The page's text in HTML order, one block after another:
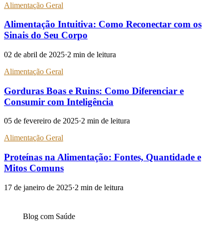
Alimentação Geral
Alimentação Intuitiva: Como Reconectar com os
Sinais do Seu Corpo
02 de abril de 2025·2 min de leitura
Alimentação Geral
Gorduras Boas e Ruins: Como Diferenciar e
Consumir com Inteligência
05 de fevereiro de 2025·2 min de leitura
Alimentação Geral
Proteínas na Alimentação: Fontes, Quantidade e
Mitos Comuns
17 de janeiro de 2025·2 min de leitura
Blog com Saúde